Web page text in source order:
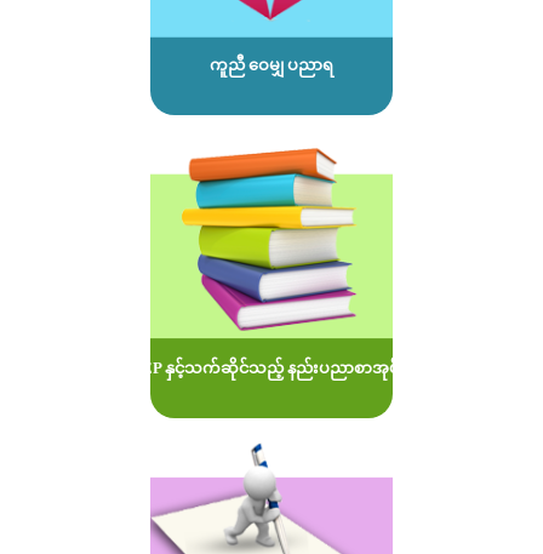
ကူညီ ဝေမျှ ပညာရ
MOEP နှင့်သက်ဆိုင်သည့် နည်းပညာစာအုပ်များ